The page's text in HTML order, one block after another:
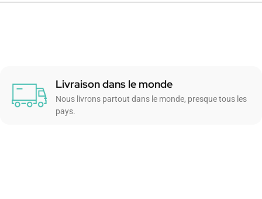
Livraison dans le monde
Nous livrons partout dans le monde, presque tous les
pays.